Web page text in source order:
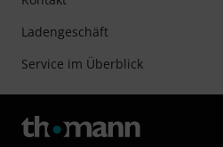
Ladengeschäft
Service im Überblick